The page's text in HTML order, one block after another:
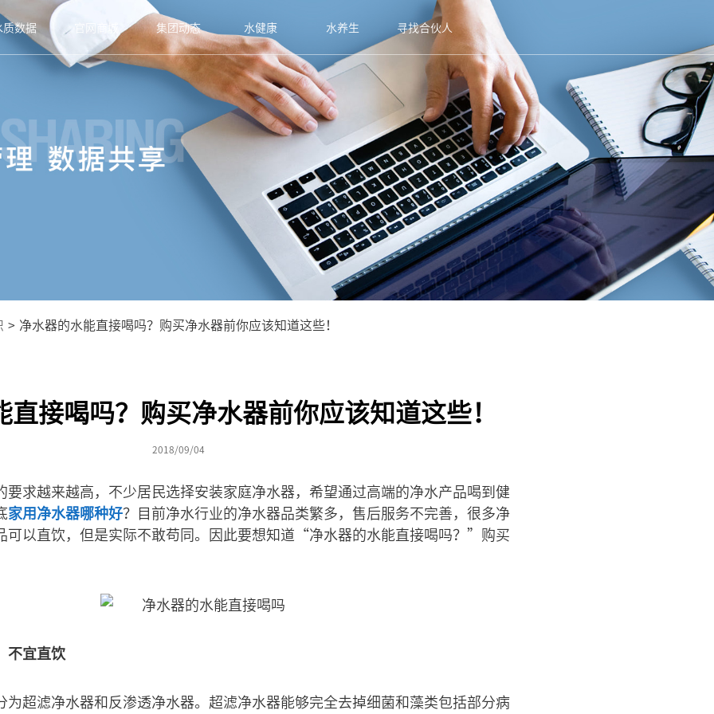
质数据 官网商城 集团动态 水健康 水养生 寻找合伙人
> 净水器的水能直接喝吗？购买净水器前你应该知道这些！
接喝吗？购买净水器前你应该知道这些！
2018/09/04
要求越来越高，不少居民选择安装家庭净水器，希望通过高端的净水产品喝到健
家用净水器哪种好？目前净水行业的净水器品类繁多，售后服务不完善，很多净
可以直饮，但是实际不敢苟同。因此要想知道“净水器的水能直接喝吗？”购买
不宜直饮
为超滤净水器和反渗透净水器。超滤净水器能够完全去掉细菌和藻类包括部分病